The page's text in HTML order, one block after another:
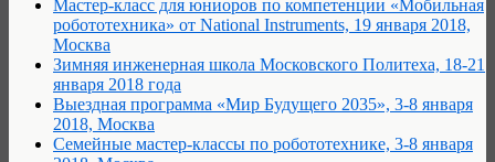
Мастер-класс для юниоров по компетенции «Мобильная
робототехника» от National Instruments, 19 января 2018,
Москва
Зимняя инженерная школа Московского Политеха, 18-21
января 2018 года
Выездная программа «Мир Будущего 2035», 3-8 января
2018, Москва
Семейные мастер-классы по робототехнике, 3-8 января